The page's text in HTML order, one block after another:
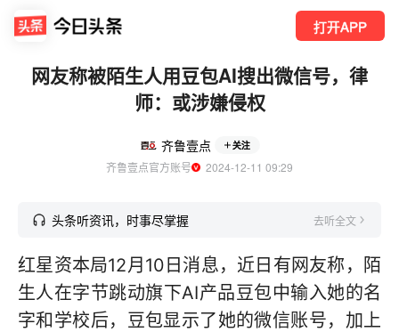
打开APP
网友称被陌生人用豆包AI搜出微信号，律
师：或涉嫌侵权
齐鲁壹点 关注
齐鲁壹点官方账号
  2024-12-11 09:29
头条听资讯，时事尽掌握 去听全文
红星资本局12月10日消息，近日有网友称，陌
生人在字节跳动旗下AI产品豆包中输入她的名
字和学校后，豆包显示了她的微信账号，加上